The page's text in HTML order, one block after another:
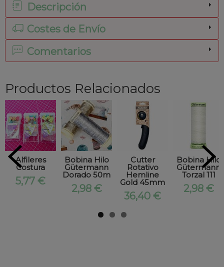
Descripción
Costes de Envío
Comentarios
Productos Relacionados
Alfileres
Costura
5,77 €
Bobina Hilo
Gütermann
Dorado 50m
2,98 €
Cutter
Rotativo
Hemline
Gold 45mm
36,40 €
Bobina Hilo
Gütermann
Torzal 111
2,98 €